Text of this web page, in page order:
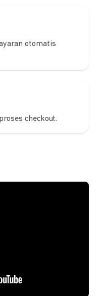
otomatis
checkout.